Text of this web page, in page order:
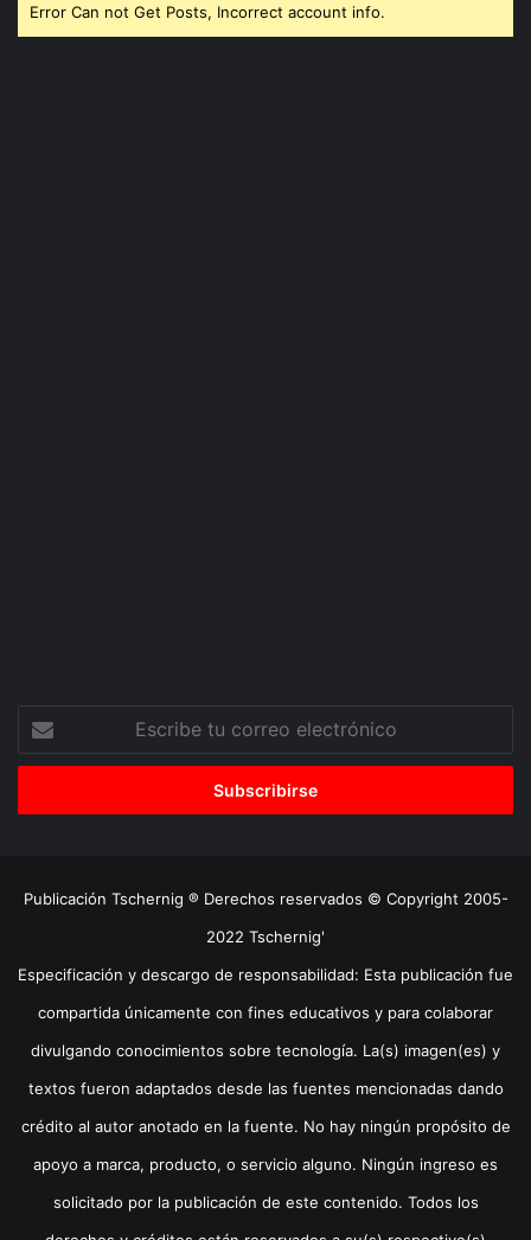
Error Can not Get Posts, Incorrect account info.
correo
Publicación Tschernig ® Derechos reservados © Copyright 2005-
2022 Tschernig'
Especificación y descargo de responsabilidad: Esta publicación fue
compartida únicamente con fines educativos y para colaborar
divulgando conocimientos sobre tecnología. La(s) imagen(es) y
textos fueron adaptados desde las fuentes mencionadas dando
crédito al autor anotado en la fuente. No hay ningún propósito de
apoyo a marca, producto, o servicio alguno. Ningún ingreso es
solicitado por la publicación de este contenido. Todos los